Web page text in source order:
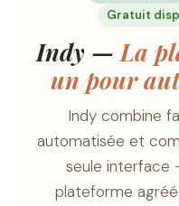
Gratuit
Indy —La
un pour
Indy combine
automatisée et
seule
plateforme